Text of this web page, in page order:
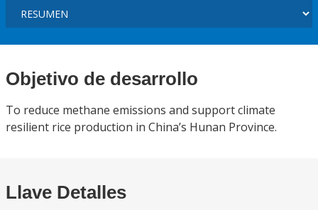
Objetivo de desarrollo
To reduce methane emissions and support climate
resilient rice production in China’s Hunan Province.
Llave Detalles